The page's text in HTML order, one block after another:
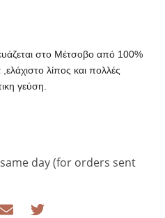
στο Μέτσοβο από 100%
λίπος και πολλές
γεύση.
day(for orders sent